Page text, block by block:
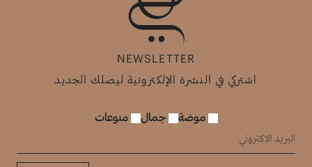
NEWSLETTER
اشتركي في النشرة الإلكترونية ليصلك الجديد
موضة جمال منوعات